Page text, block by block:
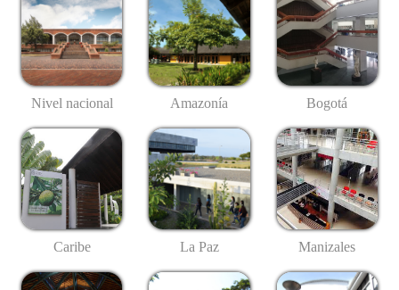
Nivel nacional Amazonía Bogotá
Caribe La Paz Manizales